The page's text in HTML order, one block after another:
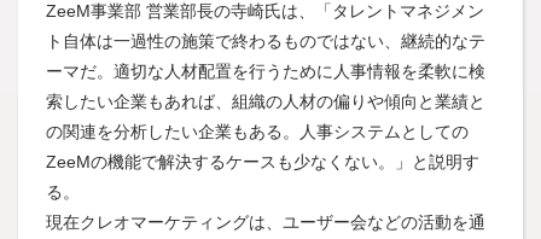
ZeeM事業部 営業部長の寺崎氏は、「タレントマネジメン
ト自体は一過性の施策で終わるものではない、継続的なテ
ーマだ。適切な人材配置を行うために人事情報を柔軟に検
索したい企業もあれば、組織の人材の偏りや傾向と業績と
の関連を分析したい企業もある。人事システムとしての
ZeeMの機能で解決するケースも少なくない。」と説明す
る。
現在クレオマーケティングは、ユーザー会などの活動を通